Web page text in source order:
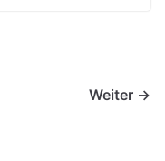
Weiter →